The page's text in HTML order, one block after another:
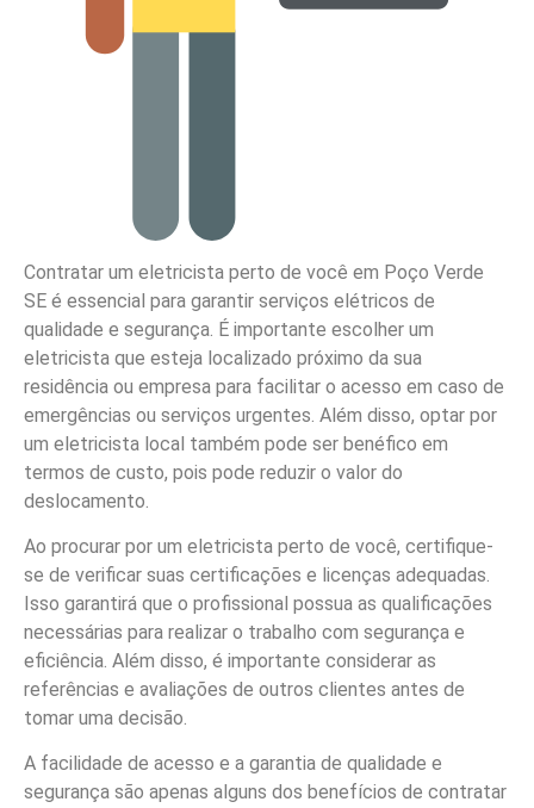
Contratar um eletricista perto de você em Poço Verde
SE é essencial para garantir serviços elétricos de
qualidade e segurança. É importante escolher um
eletricista que esteja localizado próximo da sua
residência ou empresa para facilitar o acesso em caso de
emergências ou serviços urgentes. Além disso, optar por
um eletricista local também pode ser benéfico em
termos de custo, pois pode reduzir o valor do
deslocamento.
Ao procurar por um eletricista perto de você, certifique-
se de verificar suas certificações e licenças adequadas.
Isso garantirá que o profissional possua as qualificações
necessárias para realizar o trabalho com segurança e
eficiência. Além disso, é importante considerar as
referências e avaliações de outros clientes antes de
tomar uma decisão.
A facilidade de acesso e a garantia de qualidade e
segurança são apenas alguns dos benefícios de contratar